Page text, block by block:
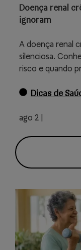
Doença renal
ignoram
A doença renal
silenciosa.
risco e quando
Dicas de
ago 2 |